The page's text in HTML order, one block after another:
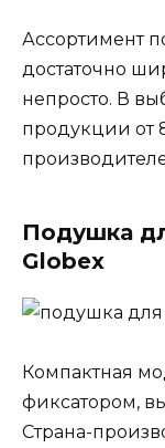
Ассортимент
достаточно
непросто. В
продукции от
Подушка
Globex
Компактная
фиксатором,
Страна-